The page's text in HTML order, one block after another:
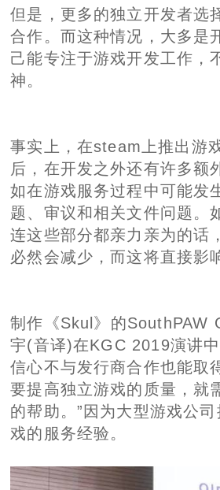
但是，更多的独立开发者选
合作。而这种情况，大多是
己能专注于游戏开发工作，
神。
事实上，在steam上推出游
后，在开发之外还有许多额
如在游戏服务过程中可能发
题、审议和相关文件问题。
连这些部分都亲力亲为的话
必然会减少，而这将直接影
制作《Skul》的SouthPAW
宇(音译)在KGC 2019演讲
信心不与发行商合作也能取
要提高独立游戏的质量，就
的帮助。”因为大型游戏公
戏的服务经验。